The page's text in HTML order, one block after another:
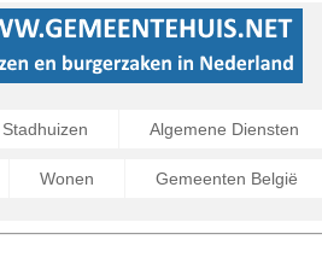
Stadhuizen Algemene Diensten
Wonen Gemeenten België